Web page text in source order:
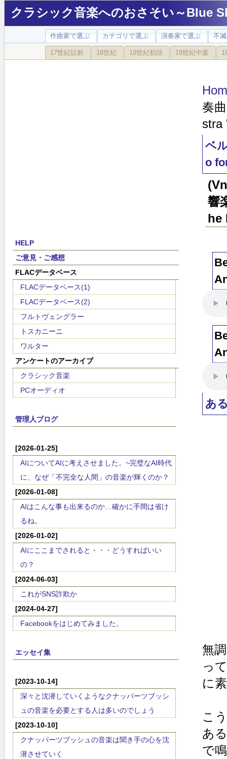
クラシック音楽へのおさそい～Blue
作曲家で選ぶ カテゴリで選ぶ 演奏家で選ぶ 不
17世紀以前 18世紀 19世紀初頭 19世紀中葉
HELP
ご意見・ご感想
FLACデータベース
FLACデータベース(1)
FLACデータベース(2)
フルトヴェングラー
トスカニーニ
ワルター
アンケートのアーカイブ
クラシック音楽
PCオーディオ
管理人ブログ
[2026-01-25]
AIについてAIに考えさせました。~完璧なAI時代
に、なぜ「不完全な人間」の音楽が輝くのか？
[2026-01-08]
AIはこんな事も出来るのか…確かに手間は省け
るね。
[2026-01-02]
AIにここまでされると・・・どうすればいい
の？
[2024-06-03]
これがSNS詐欺か
[2024-04-27]
Facebookをはじめてみました。
エッセイ集
[2023-10-14]
深々と沈潜していくようなクナッパーツブッシ
ュの音楽を必要とする人は多いのでしょう
[2023-10-10]
クナッパーツブッシュの音楽は聞き手の心を沈
潜させていく
奏
stra
ベ
o
響
he
あ
無
っ
に
こ
あ
で